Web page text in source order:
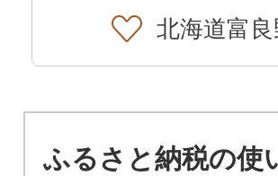
北海道富
ふるさと納税の使